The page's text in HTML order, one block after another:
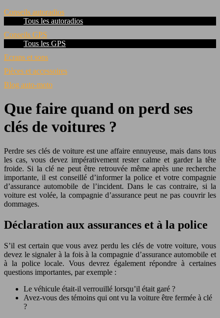
Conseils autoradios
Tous les autoradios
Conseils GPS
Tous les GPS
Ecrans et sons
Pièces et accessoires
Blog auto-moto
Que faire quand on perd ses
clés de voitures ?
Perdre ses clés de voiture est une affaire ennuyeuse, mais dans tous
les cas, vous devez impérativement rester calme et garder la tête
froide. Si la clé ne peut être retrouvée même après une recherche
importante, il est conseillé d’informer la police et votre compagnie
d’assurance automobile de l’incident. Dans le cas contraire, si la
voiture est volée, la compagnie d’assurance peut ne pas couvrir les
dommages.
Déclaration aux assurances et à la police
S’il est certain que vous avez perdu les clés de votre voiture, vous
devez le signaler à la fois à la compagnie d’assurance automobile et
à la police locale. Vous devrez également répondre à certaines
questions importantes, par exemple :
Le véhicule était-il verrouillé lorsqu’il était garé ?
Avez-vous des témoins qui ont vu la voiture être fermée à clé
?